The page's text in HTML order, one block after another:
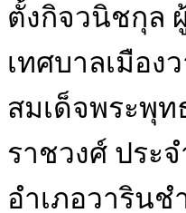
ตั้งกิจวนิชกุล
เทศบาลเมือง
สมเด็จพระพุ
ราชวงศ์ ประ
อำเภอวาริน